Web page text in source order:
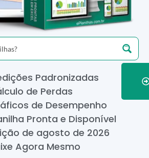
Padronizadas
de Perdas
de Desempenho
Pronta e Disponível
de agosto de 2026
Agora Mesmo